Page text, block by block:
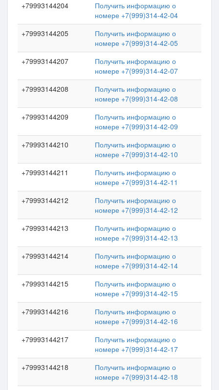
+79993144204
Получить информацию о
номере +7(999)314-42-04
+79993144205
Получить информацию о
номере +7(999)314-42-05
+79993144207
Получить информацию о
номере +7(999)314-42-07
+79993144208
Получить информацию о
номере +7(999)314-42-08
+79993144209
Получить информацию о
номере +7(999)314-42-09
+79993144210
Получить информацию о
номере +7(999)314-42-10
+79993144211
Получить информацию о
номере +7(999)314-42-11
+79993144212
Получить информацию о
номере +7(999)314-42-12
+79993144213
Получить информацию о
номере +7(999)314-42-13
+79993144214
Получить информацию о
номере +7(999)314-42-14
+79993144215
Получить информацию о
номере +7(999)314-42-15
+79993144216
Получить информацию о
номере +7(999)314-42-16
+79993144217
Получить информацию о
номере +7(999)314-42-17
+79993144218
Получить информацию о
номере +7(999)314-42-18